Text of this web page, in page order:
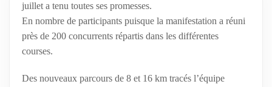
juillet a tenu toutes ses promesses.
En nombre de participants puisque la manifestation a réuni
près de 200 concurrents répartis dans les différentes
courses.
Des nouveaux parcours de 8 et 16 km tracés l’équipe